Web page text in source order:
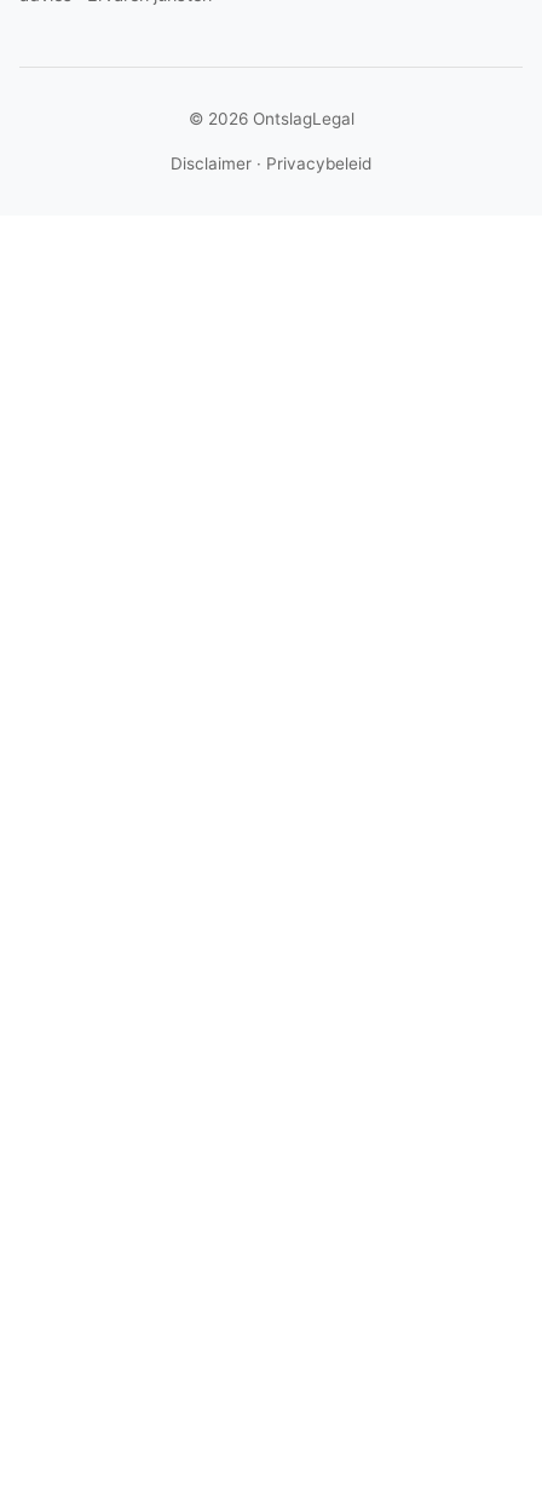
© 2026 OntslagLegal
Disclaimer · Privacybeleid